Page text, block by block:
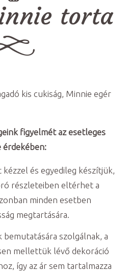
torta
kis cukiság, Minnie egér
figyelmét az esetleges
és egyedileg készítjük,
részleteiben eltérhet a
minden esetben
megtartására.
szolgálnak, a
mellettük lévő dekoráció
így az ár sem tartalmazza